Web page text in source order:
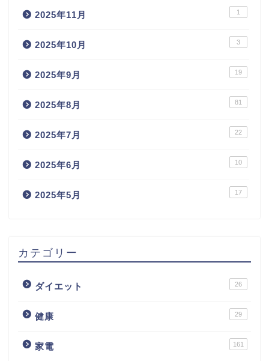
2025年11月 1
2025年10月 3
2025年9月 19
2025年8月 81
2025年7月 22
2025年6月 10
2025年5月 17
カテゴリー
ダイエット 26
健康 29
家電 161